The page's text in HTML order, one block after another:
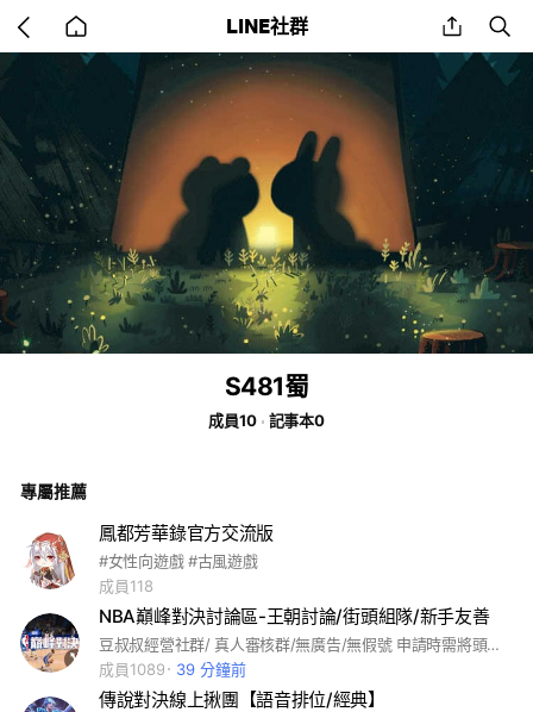
back
to
LINE社群 share
S481蜀
成員10 記事本0
專屬推薦
鳳都芳華錄官方交流版
#女性向遊戲 #古風遊戲
成員118
NBA巔峰對決討論區-王朝討論/街頭組隊/新手友善
豆叔叔經營社群/ 真人審核群/無廣告/無假號 申請時需將頭貼更換成遊戲相關截圖 #籃球 #手遊 #NBA #體育 #運動#季後賽
成員1089
39 分鐘前
傳說對決線上揪團【語音排位/經典】